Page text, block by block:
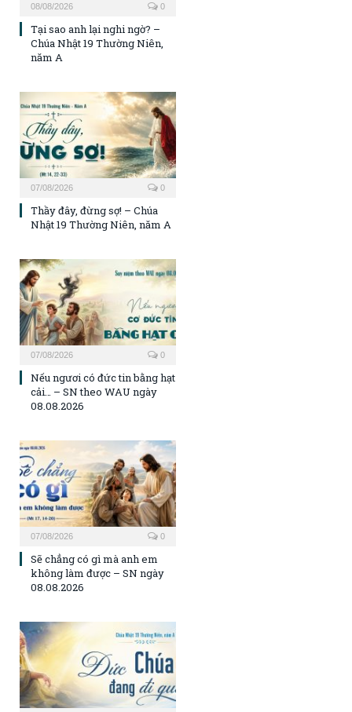
08/08/2026 0
Tại sao anh lại nghi ngờ? –
Chúa Nhật 19 Thường Niên,
năm A
07/08/2026 0
Thầy đây, đừng sợ! – Chúa
Nhật 19 Thường Niên, năm A
07/08/2026 0
Nếu ngươi có đức tin bằng hạt
cải… – SN theo WAU ngày
08.08.2026
07/08/2026 0
Sẽ chẳng có gì mà anh em
không làm được – SN ngày
08.08.2026